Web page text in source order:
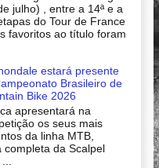
julho) , entre a 14ª e a
do Tour de France
favoritos ao título foram
estará presente
Brasileiro de
Bike 2026
apresentará na
os seus mais
da linha MTB,
completa da Scalpel